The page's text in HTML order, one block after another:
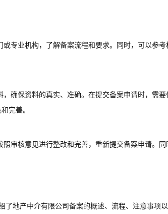
专业机构，了解备案流程和要求。同时，可以参考
确保资料的真实、准确。在提交备案申请时，需要
完善。
审核意见进行整改和完善，重新提交备案申请。同
地产中介有限公司备案的概述、流程、注意事项